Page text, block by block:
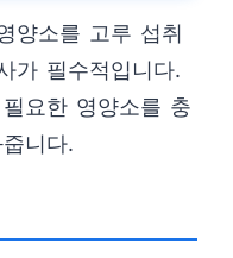
양소를 고루 섭취
가 필수적입니다.
요한 영양소를 충
니다.